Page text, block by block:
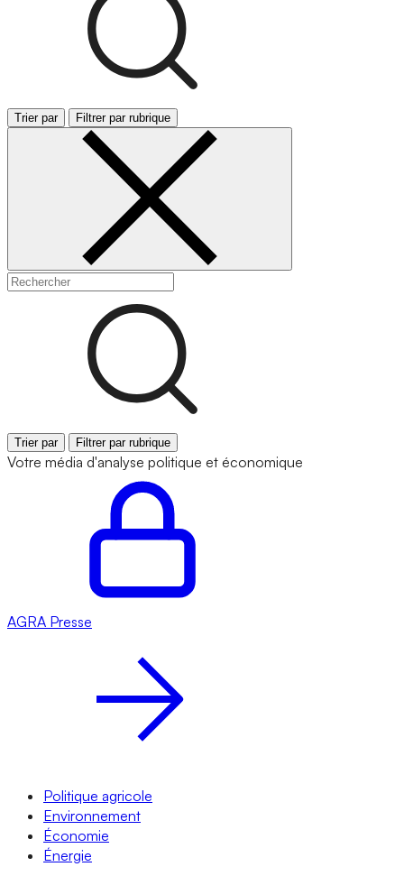
Trier par Filtrer par rubrique
Trier par Filtrer par rubrique
Votre média d'analyse politique et économique
AGRA Presse
Politique agricole
Environnement
Économie
Énergie